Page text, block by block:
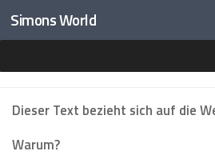
Unter dem Inhalt
Simons World
Dieser Text bezieht sich auf die
Warum?